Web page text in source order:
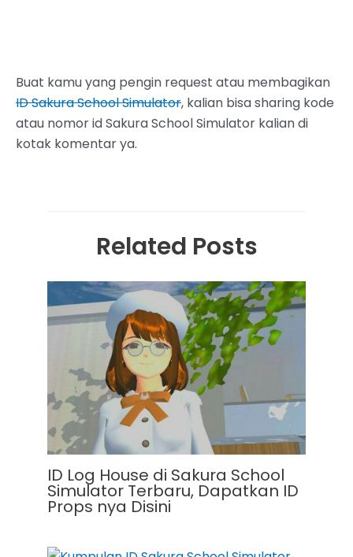
Buat kamu yang pengin request atau membagikan
ID Sakura School Simulator, kalian bisa sharing kode
atau nomor id Sakura School Simulator kalian di
kotak komentar ya.
Related Posts
ID Log House di Sakura School
Simulator Terbaru, Dapatkan ID
Props nya Disini